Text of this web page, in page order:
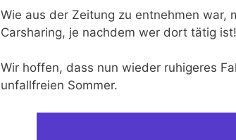
Wie aus der Zeitung zu entnehmen war,
Carsharing, je nachdem wer dort tätig ist!
Wir hoffen, dass nun wieder ruhigeres
unfallfreien Sommer.